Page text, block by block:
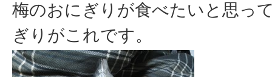
梅のおにぎりが食べたいと思っ
ぎりがこれです。